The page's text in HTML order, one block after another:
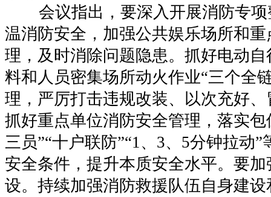
会议指出，要深入开展消防专
温消防安全，加强公共娱乐场所和
理，及时消除问题隐患。抓好电动
料和人员密集场所动火作业“三个全
理，严厉打击违规改装、以次充好
抓好重点单位消防安全管理，落实
三员”“十户联防”“1、3、5分钟拉动
安全条件，提升本质安全水平。要
设。持续加强消防救援队伍自身建